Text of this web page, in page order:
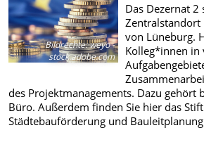
Bildrechte:weyo -
stock.adobe.com
Das Dezernat
Zentralstandort
von Lüneburg.
Kolleg*innen in
des Projektmanagements. Dazu gehört
Büro. Außerdem finden Sie hier das
Städtebauförderung und